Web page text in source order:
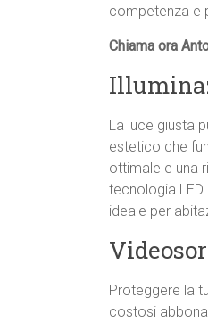
competenza e
Chiama ora
La luce giusta
estetico che
ottimale e una
tecnologia
ideale per
Proteggere la
costosi